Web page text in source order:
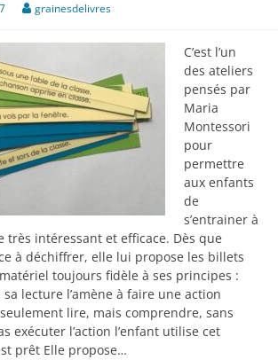
grainesdelivres
C’est l’un
des ateliers
pensés par
Maria
Montessori
pour
permettre
aux enfants
de
s’entrainer à
très intéressant et efficace. Dès que
à déchiffrer, elle lui propose les billets
matériel toujours fidèle à ses principes :
sa lecture l’amène à faire une action
lire, mais comprendre, sans
exécuter l’action l’enfant utilise cet
prêt Elle propose…